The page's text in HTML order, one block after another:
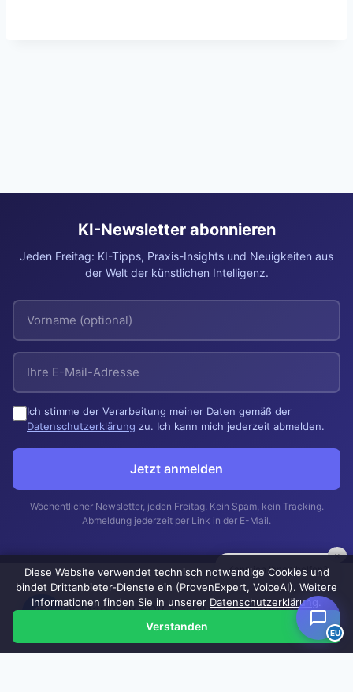
KI-Newsletter abonnieren
Jeden Freitag: KI-Tipps, Praxis-Insights und Neuigkeiten aus
der Welt der künstlichen Intelligenz.
Ich stimme der Verarbeitung meiner Daten gemäß der
Datenschutzerklärung zu. Ich kann mich jederzeit abmelden.
Jetzt anmelden
Wöchentlicher Newsletter, jeden Freitag. Kein Spam, kein Tracking.
Abmeldung jederzeit per Link in der E-Mail.
© 2026 Manthey EDV Beratung —Impressum|
Datenschutzerklärung
Diese Website verwendet technisch notwendige Cookies und
bindet Drittanbieter-Dienste ein (ProvenExpert, VoiceAI). Weitere
Informationen finden Sie in unserer Datenschutzerklärung
Verstanden EU
×
Kann ich Ihnen helfen?